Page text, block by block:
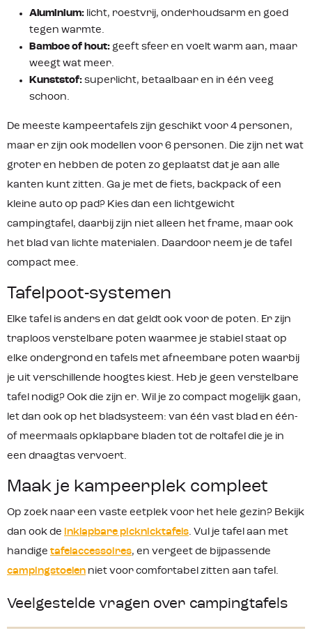
Aluminium: licht, roestvrij, onderhoudsarm en goed
tegen warmte.
Bamboe of hout: geeft sfeer en voelt warm aan, maar
weegt wat meer.
Kunststof: superlicht, betaalbaar en in één veeg
schoon.
De meeste kampeertafels zijn geschikt voor 4 personen,
maar er zijn ook modellen voor 6 personen. Die zijn net wat
groter en hebben de poten zo geplaatst dat je aan alle
kanten kunt zitten. Ga je met de fiets, backpack of een
kleine auto op pad? Kies dan een lichtgewicht
campingtafel, daarbij zijn niet alleen het frame, maar ook
het blad van lichte materialen. Daardoor neem je de tafel
compact mee.
Tafelpoot-systemen
Elke tafel is anders en dat geldt ook voor de poten. Er zijn
traploos verstelbare poten waarmee je stabiel staat op
elke ondergrond en tafels met afneembare poten waarbij
je uit verschillende hoogtes kiest. Heb je geen verstelbare
tafel nodig? Ook die zijn er. Wil je zo compact mogelijk gaan,
let dan ook op het bladsysteem: van één vast blad en één-
of meermaals opklapbare bladen tot de roltafel die je in
een draagtas vervoert.
Maak je kampeerplek compleet
Op zoek naar een vaste eetplek voor het hele gezin? Bekijk
dan ook de inklapbare picknicktafels. Vul je tafel aan met
handige tafelaccessoires, en vergeet de bijpassende
campingstoelen niet voor comfortabel zitten aan tafel.
Veelgestelde vragen over campingtafels